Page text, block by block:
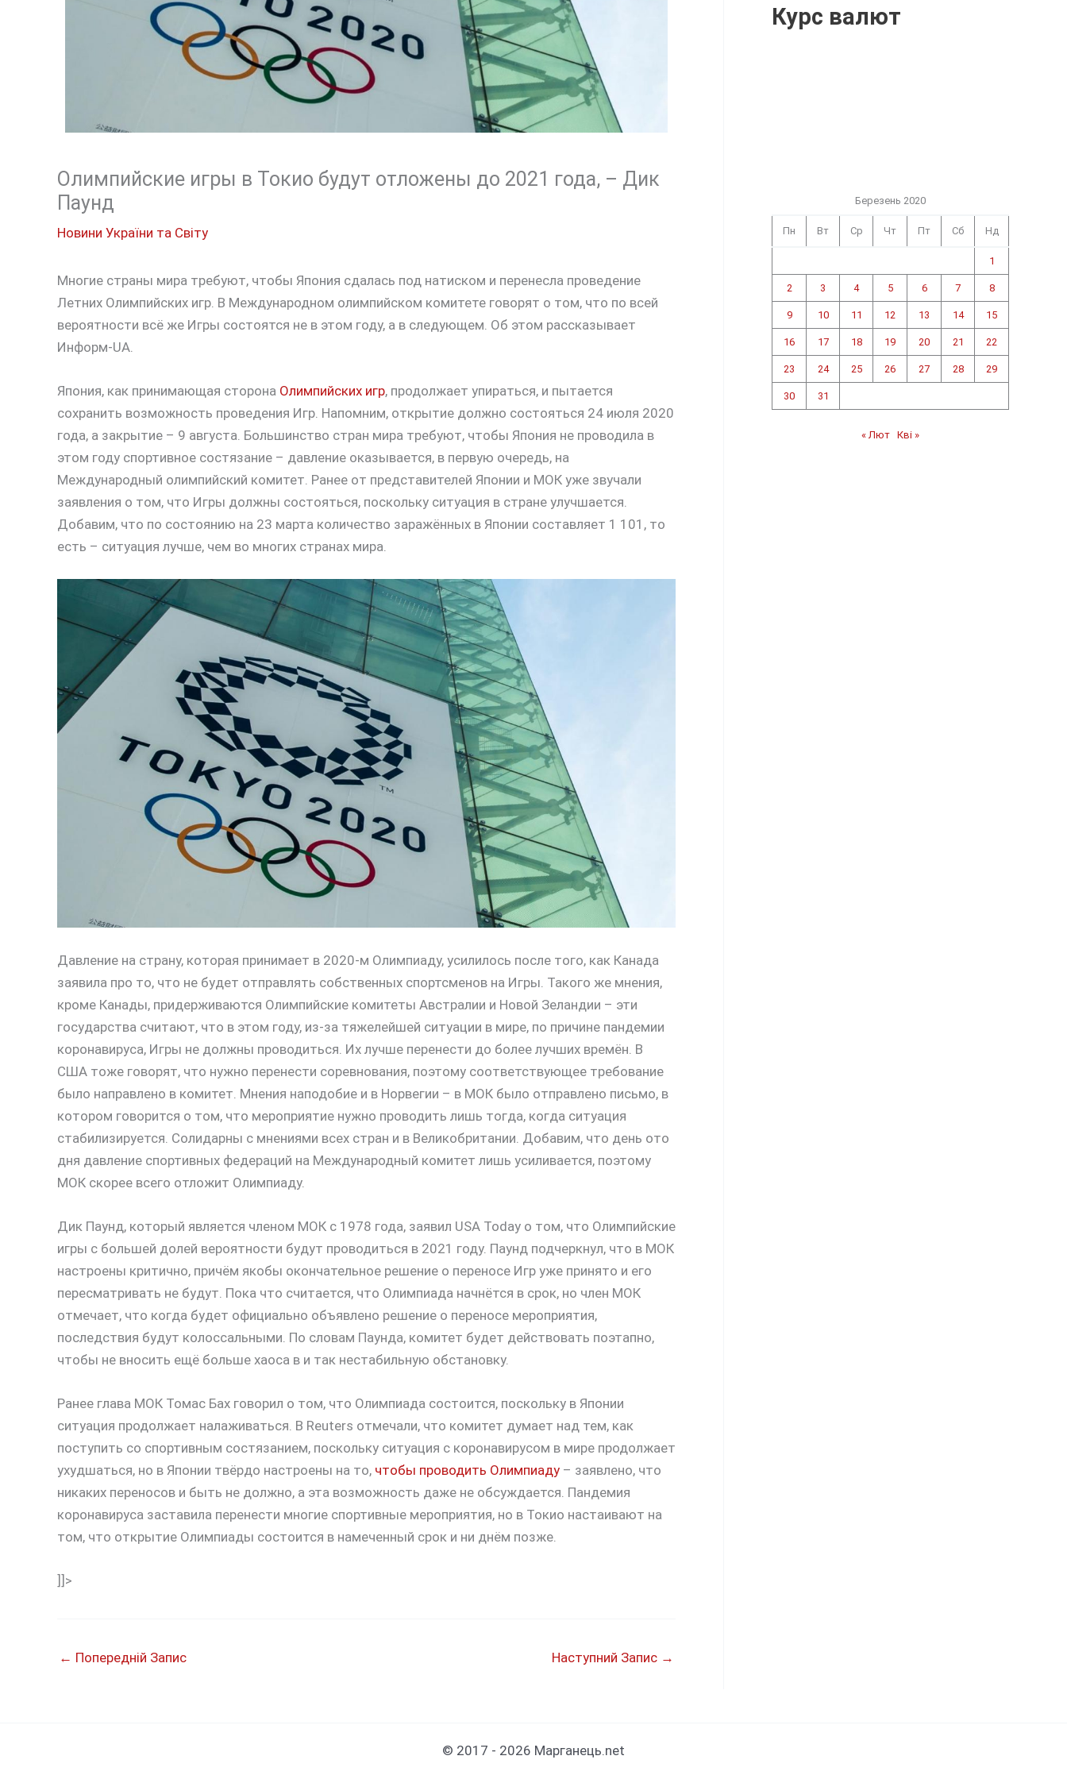
Олимпийские игры в Токио будут отложены до 2021 года, – Дик
Паунд
Новини України та Світу
Многие страны мира требуют, чтобы Япония сдалась под натиском и перенесла проведение
Летних Олимпийских игр. В Международном олимпийском комитете говорят о том, что по всей
вероятности всё же Игры состоятся не в этом году, а в следующем. Об этом рассказывает
Информ-UA.
Япония, как принимающая сторона Олимпийских игр, продолжает упираться, и пытается
сохранить возможность проведения Игр. Напомним, открытие должно состояться 24 июля 2020
года, а закрытие – 9 августа. Большинство стран мира требуют, чтобы Япония не проводила в
этом году спортивное состязание – давление оказывается, в первую очередь, на
Международный олимпийский комитет. Ранее от представителей Японии и МОК уже звучали
заявления о том, что Игры должны состояться, поскольку ситуация в стране улучшается.
Добавим, что по состоянию на 23 марта количество заражённых в Японии составляет 1 101, то
есть – ситуация лучше, чем во многих странах мира.
Давление на страну, которая принимает в 2020-м Олимпиаду, усилилось после того, как Канада
заявила про то, что не будет отправлять собственных спортсменов на Игры. Такого же мнения,
кроме Канады, придерживаются Олимпийские комитеты Австралии и Новой Зеландии – эти
государства считают, что в этом году, из-за тяжелейшей ситуации в мире, по причине пандемии
коронавируса, Игры не должны проводиться. Их лучше перенести до более лучших времён. В
США тоже говорят, что нужно перенести соревнования, поэтому соответствующее требование
было направлено в комитет. Мнения наподобие и в Норвегии – в МОК было отправлено письмо, в
котором говорится о том, что мероприятие нужно проводить лишь тогда, когда ситуация
стабилизируется. Солидарны с мнениями всех стран и в Великобритании. Добавим, что день ото
дня давление спортивных федераций на Международный комитет лишь усиливается, поэтому
МОК скорее всего отложит Олимпиаду.
Дик Паунд, который является членом МОК с 1978 года, заявил USA Today о том, что Олимпийские
игры с большей долей вероятности будут проводиться в 2021 году. Паунд подчеркнул, что в МОК
настроены критично, причём якобы окончательное решение о переносе Игр уже принято и его
пересматривать не будут. Пока что считается, что Олимпиада начнётся в срок, но член МОК
отмечает, что когда будет официально объявлено решение о переносе мероприятия,
последствия будут колоссальными. По словам Паунда, комитет будет действовать поэтапно,
чтобы не вносить ещё больше хаоса в и так нестабильную обстановку.
Ранее глава МОК Томас Бах говорил о том, что Олимпиада состоится, поскольку в Японии
ситуация продолжает налаживаться. В Reuters отмечали, что комитет думает над тем, как
поступить со спортивным состязанием, поскольку ситуация с коронавирусом в мире продолжает
ухудшаться, но в Японии твёрдо настроены на то, чтобы проводить Олимпиаду – заявлено, что
никаких переносов и быть не должно, а эта возможность даже не обсуждается. Пандемия
коронавируса заставила перенести многие спортивные мероприятия, но в Токио настаивают на
том, что открытие Олимпиады состоится в намеченный срок и ни днём позже.
]]>
← Попередній Запис Наступний Запис →
Курс валют
Березень 2020
Пн Вт Ср Чт Пт Сб Нд
1
2 3 4 5 6 7 8
9 10 11 12 13 14 15
16 17 18 19 20 21 22
23 24 25 26 27 28 29
30 31
« Лют Кві »
© 2017 - 2026 Марганець.net